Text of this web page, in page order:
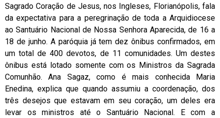
Sagrado Coração de Jesus, nos Ingleses, Florianópolis, fala
da expectativa para a peregrinação de toda a Arquidiocese
ao Santuário Nacional de Nossa Senhora Aparecida, de 16 a
18 de junho. A paróquia já tem dez ônibus confirmados, em
um total de 400 devotos, de 11 comunidades. Um destes
ônibus está lotado somente com os Ministros da Sagrada
Comunhão. Ana Sagaz, como é mais conhecida Maria
Enedina, explica que quando assumiu a coordenação, dos
três desejos que estavam em seu coração, um deles era
levar os ministros até o Santuário Nacional. E com a